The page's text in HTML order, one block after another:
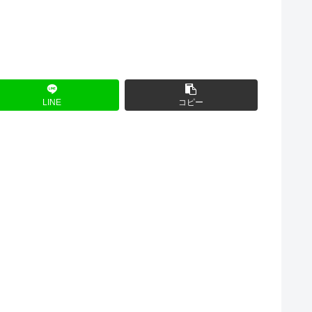
LINE コピー